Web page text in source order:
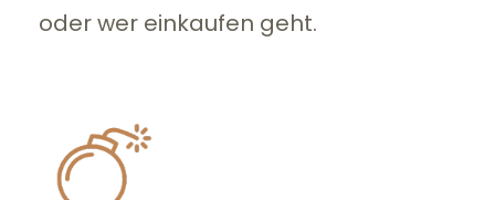
oder wer einkaufen geht.